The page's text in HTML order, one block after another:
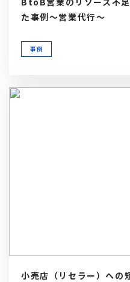
た事例～営業代行～
事例
小売店（リセラー）への